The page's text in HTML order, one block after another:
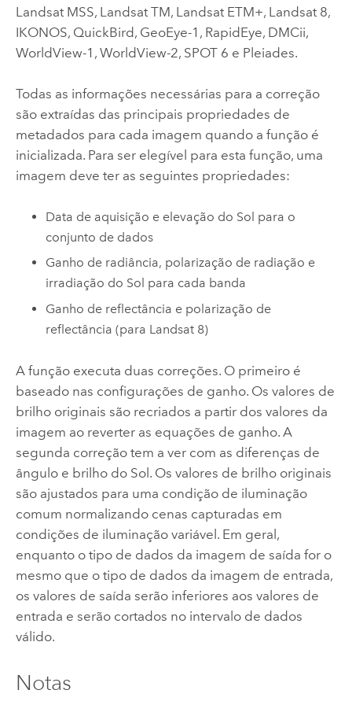
Landsat MSS, Landsat TM, Landsat ETM+, Landsat 8,
IKONOS, QuickBird, GeoEye-1, RapidEye, DMCii,
WorldView-1, WorldView-2, SPOT 6 e Pleiades.
Todas as informações necessárias para a correção
são extraídas das principais propriedades de
metadados para cada imagem quando a função é
inicializada. Para ser elegível para esta função, uma
imagem deve ter as seguintes propriedades:
Data de aquisição e elevação do Sol para o
conjunto de dados
Ganho de radiância, polarização de radiação e
irradiação do Sol para cada banda
Ganho de reflectância e polarização de
reflectância (para Landsat 8)
A função executa duas correções. O primeiro é
baseado nas configurações de ganho. Os valores de
brilho originais são recriados a partir dos valores da
imagem ao reverter as equações de ganho. A
segunda correção tem a ver com as diferenças de
ângulo e brilho do Sol. Os valores de brilho originais
são ajustados para uma condição de iluminação
comum normalizando cenas capturadas em
condições de iluminação variável. Em geral,
enquanto o tipo de dados da imagem de saída for o
mesmo que o tipo de dados da imagem de entrada,
os valores de saída serão inferiores aos valores de
entrada e serão cortados no intervalo de dados
válido.
Notas